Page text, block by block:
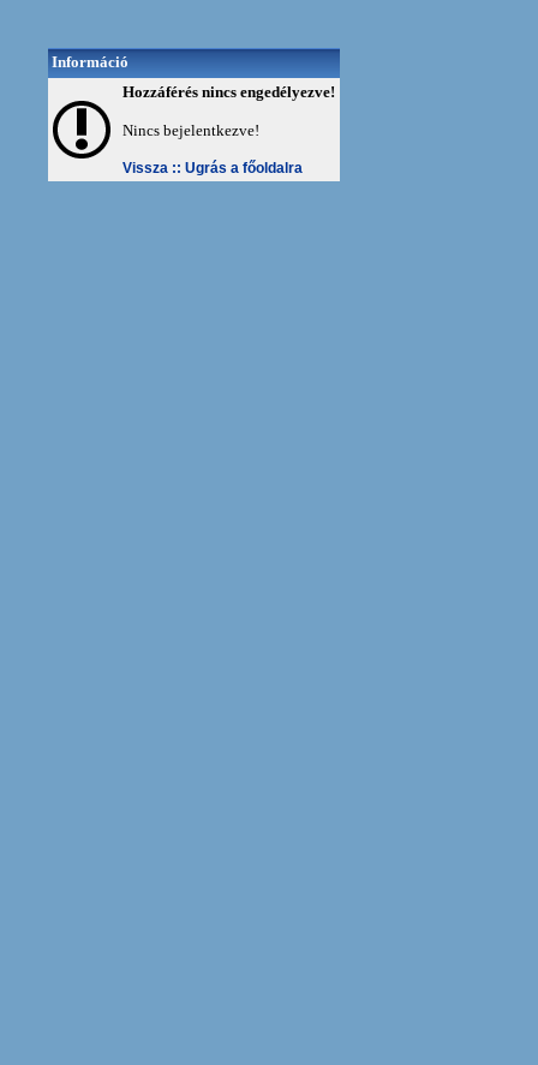
Információ
Hozzáférés nincs engedélyezve!
Nincs bejelentkezve!
Vissza :: Ugrás a főoldalra